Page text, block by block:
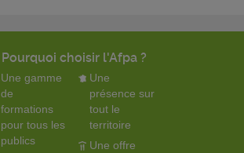
Pourquoi choisir l'Afpa ?
Une gamme
de
formations
pour tous les
publics
Une
présence sur
tout le
territoire
Une offre